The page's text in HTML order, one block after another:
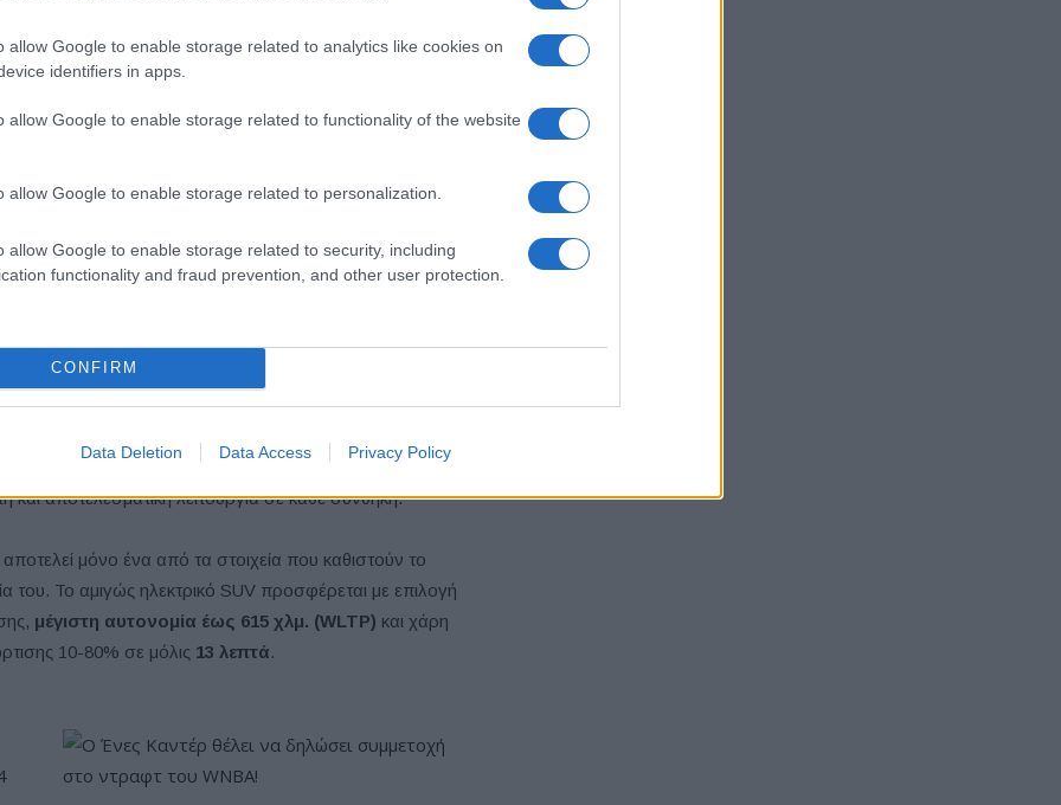
allow Google to enable storage related to analytics like cookies on
identifiers in apps.
allow Google to enable storage related to functionality of the website
allow Google to enable storage related to personalization.
allow Google to enable storage related to security, including
functionality and fraud prevention, and other user protection.
CONFIRM
Data Deletion Data Access Privacy Policy
εμπρός & πίσω
Head-up Display
πέδησης ενεργοποιείται αυτόματα για την αποφυγή
ασφάλειας: έναναυτόματο θραυστήρα
έξοδο από το όχημα αν αυτό εγκλωβιστεί σε νερό.
το υποβραχιόνιο του οδηγού, χωρίς χρήση
και αποτελεσματική λειτουργία σε κάθε συνθήκη.
μόνο ένα από τα στοιχεία που καθιστούν το
του. Το αμιγώς ηλεκτρικό SUV προσφέρεται με επιλογή
μέγιστη αυτονομία έως 615 χλμ. (WLTP) και χάρη
10-80% σε μόλις 13 λεπτά.